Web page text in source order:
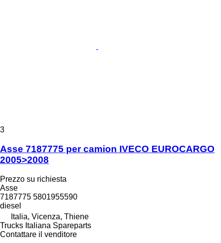
3
Asse 7187775 per camion IVECO EUROCARGO
2005>2008
Prezzo su richiesta
Asse
7187775 5801955590
diesel
Italia, Vicenza, Thiene
Trucks Italiana Spareparts
Contattare il venditore